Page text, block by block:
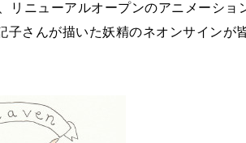
リニューアルオープンのアニメーショ
子さんが描いた妖精のネオンサインが